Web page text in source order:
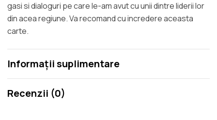
gasi si dialoguri pe care le-am avut cu unii dintre liderii lor
din acea regiune. Va recomand cu incredere aceasta
carte.
Informații suplimentare
Recenzii (0)